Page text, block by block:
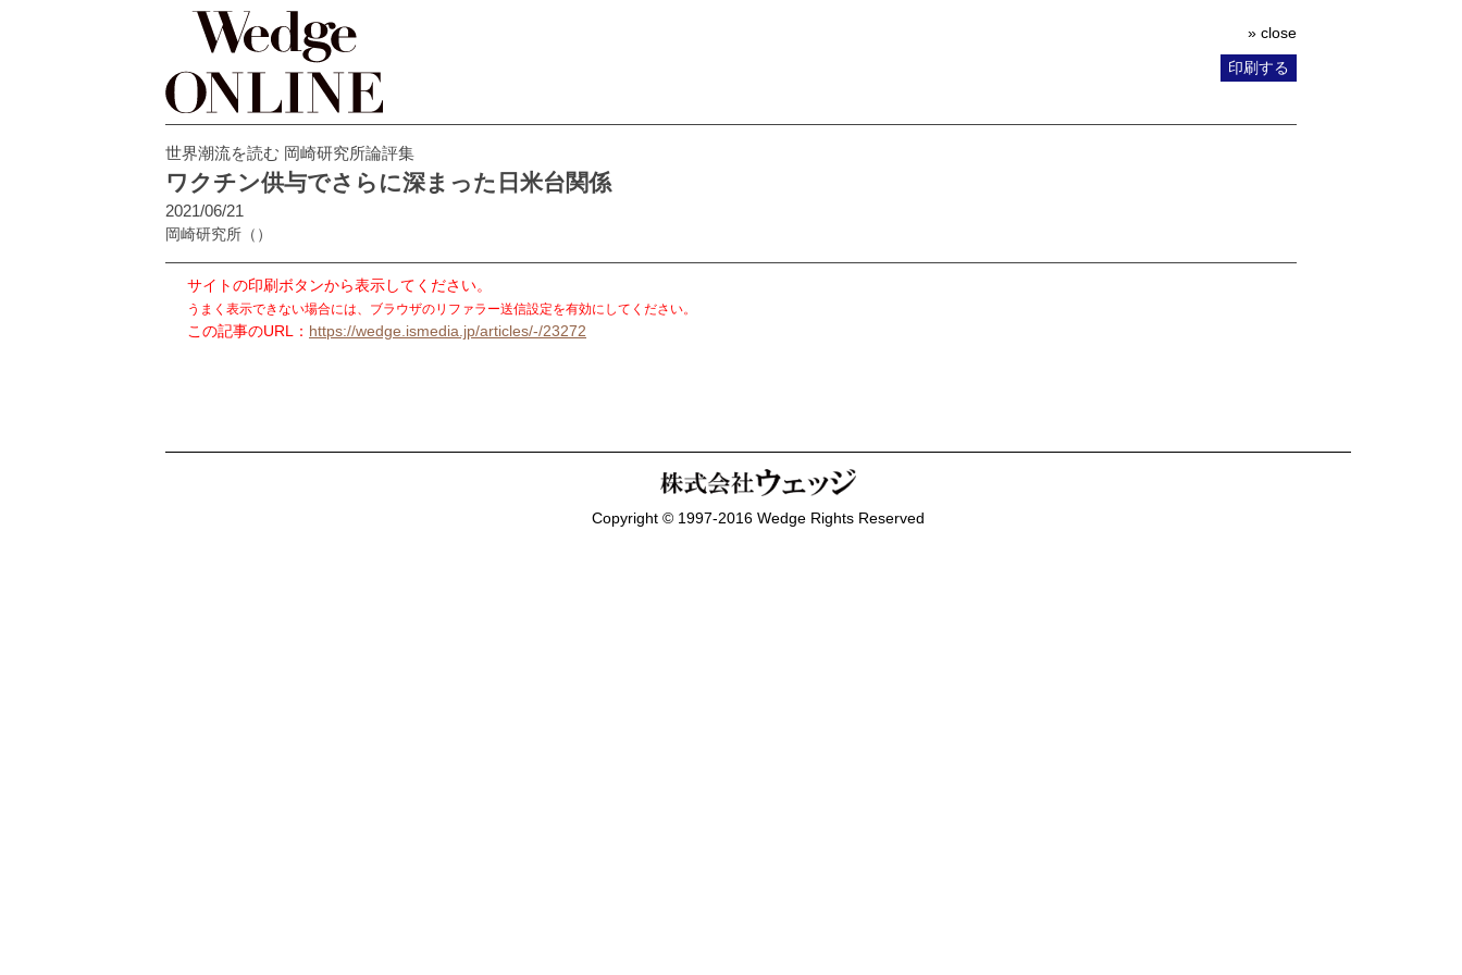
» close
印刷する
世界潮流を読む 岡崎研究所論評集
ワクチン供与でさらに深まった日米台関係
2021/06/21
岡崎研究所 （）
サイトの印刷ボタンから表示してください。
うまく表示できない場合には、ブラウザのリファラー送信設定を有効にしてください。
この記事のURL： https://wedge.ismedia.jp/articles/-/23272
Copyright © 1997-2016 Wedge Rights Reserved